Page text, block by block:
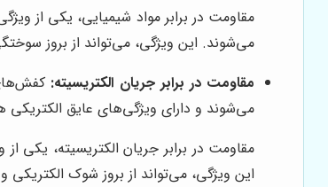
مقاومت در برابر مواد شیمیایی، یکی از
می‌شوند. این ویژگی، می‌تواند از بروز
مقاومت در برابر جریان الکتریسیته:
می‌شوند و دارای ویژگی‌های عایق الکتریکی
مقاومت در برابر جریان الکتریسیته،
این ویژگی، می‌تواند از بروز شوک